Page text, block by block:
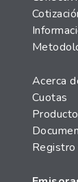
Acerca
Cuotas